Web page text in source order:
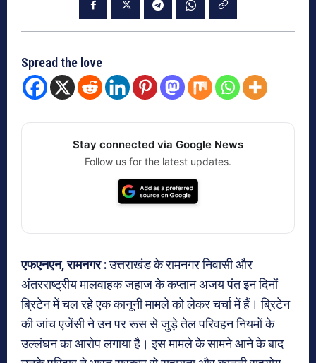
Spread the love
Stay connected via Google News
Follow us for the latest updates.
एफएनएन, रामनगर :उत्तराखंड के रामनगर निवासी और
अंतरराष्ट्रीय मालवाहक जहाज के कप्तान अजय पंत इन दिनों
ब्रिटेन में चल रहे एक कानूनी मामले को लेकर चर्चा में हैं। ब्रिटेन
की जांच एजेंसी ने उन पर रूस से जुड़े तेल परिवहन नियमों के
उल्लंघन का आरोप लगाया है। इस मामले के सामने आने के बाद